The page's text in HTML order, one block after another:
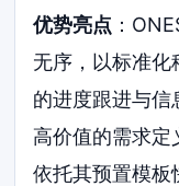
优势亮点 ：
无序，以标准化
的进度跟进与
高价值的需求定
依托其预置模板